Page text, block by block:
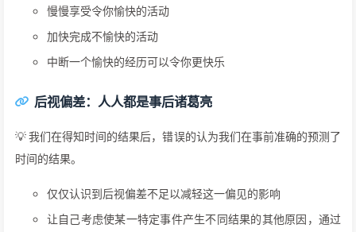
慢慢享受令你愉快的活动
加快完成不愉快的活动
中断一个愉快的经历可以令你更快乐
后视偏差：人人都是事后诸葛亮
💡 我们在得知时间的结果后，错误的认为我们在事前准确的预测了
时间的结果。
仅仅认识到后视偏差不足以减轻这一偏见的影响
让自己考虑使某一特定事件产生不同结果的其他原因，通过